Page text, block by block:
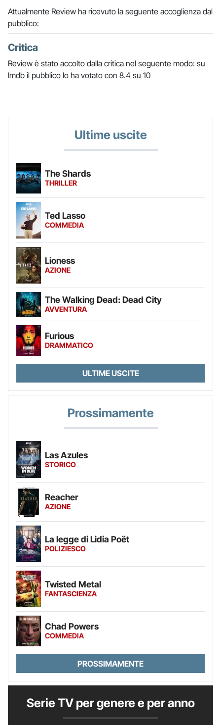
Attualmente Review ha ricevuto la seguente accoglienza dal
pubblico:
Critica
Review è stato accolto dalla critica nel seguente modo: su
Imdb il pubblico lo ha votato con 8.4 su 10
Ultime uscite
The Shards
THRILLER
Ted Lasso
COMMEDIA
Lioness
AZIONE
The Walking Dead: Dead City
AVVENTURA
Furious
DRAMMATICO
ULTIME USCITE
Prossimamente
Las Azules
STORICO
Reacher
AZIONE
La legge di Lidia Poët
POLIZIESCO
Twisted Metal
FANTASCIENZA
Chad Powers
COMMEDIA
PROSSIMAMENTE
Serie TV per genere e per anno